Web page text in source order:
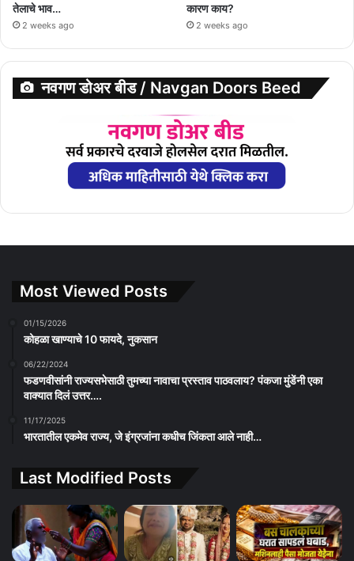
तेलाचे भाव…
2 weeks ago
कारण काय?
2 weeks ago
नवगण डोअर बीड / Navgan Doors Beed
Most Viewed Posts
01/15/2026
कोहळा खाण्याचे 10 फायदे, नुकसान
06/22/2024
फडणवीसांनी राज्यसभेसाठी तुमच्या नावाचा प्रस्ताव पाठवलाय? पंकजा मुंडेंनी एका
वाक्यात दिलं उत्तर….
11/17/2025
भारतातील एकमेव राज्य, जे इंग्रजांना कधीच जिंकता आले नाही…
Last Modified Posts